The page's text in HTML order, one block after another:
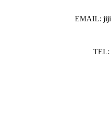
EMAIL:
TEL: